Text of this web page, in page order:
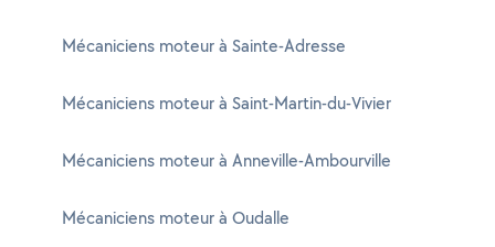
Mécaniciens moteur à Sainte-Adresse
Mécaniciens moteur à Saint-Martin-du-Vivier
Mécaniciens moteur à Anneville-Ambourville
Mécaniciens moteur à Oudalle